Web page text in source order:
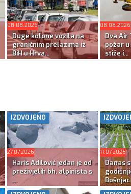
08.08.2026
Duge kolone vozila na
graničnim prelazima iz
BiH u Hrva...
08.08.2026
Dva
požar u
stiže i...
IZDVOJENO
27.07.2026
Haris Adilović jedan je od
preživjelih bh. alpinista s
...
11.07.2026
Danas